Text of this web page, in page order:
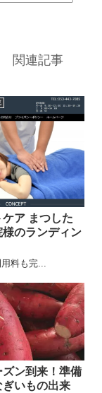
関連記事
ア まつした
のランディン
料も完...
ン到来！準備
ぎいもの出来